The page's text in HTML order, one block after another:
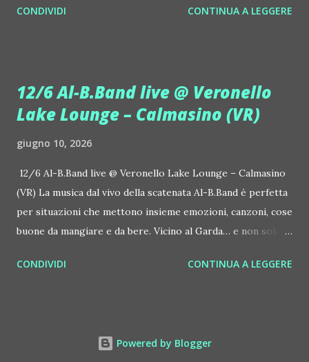
seconda release intitolata "STARS", interpretata dalla voce
tra Giulia Regain e Dhany, già insieme in precedenti
produzioni come "My Memories" (Universal) e "We Are
connessione universale: un invito a riscoprire la nostra
natura di starseed, figli delle stelle, capaci di portare luce,
creatività ed empatia nel mondo. Con "STARS" Giulia Regain
porta avanti la sua visione musicale che fonde dance
internazionale, a...
CONDIVIDI CONTINUA A LEGGERE
12/6 Al-B.Band live @ Veronello
Lake Lounge – Calmasino (VR)
giugno 10, 2026
12/6 Al-B.Band live @ Veronello Lake Lounge – Calmasino
(VR) La musica dal vivo della scatenata Al-B.Band è perfetta
per situazioni che mettono insieme emozioni, canzoni, cose
buone da mangiare e da bere. Vicino al Garda… e non solo. Il
Calmasino (VR, Via Veronello 7), al fresco. Si ascolta anche la
una volta vissuto, lo si dimentica difficilmente. Per le
CONDIVIDI CONTINUA A LEGGERE
Powered by Blogger